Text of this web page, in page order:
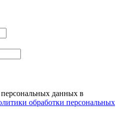
данных в
обработки персональных